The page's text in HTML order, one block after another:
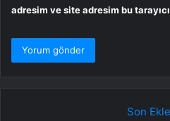
adresim ve site adresim bu
Son